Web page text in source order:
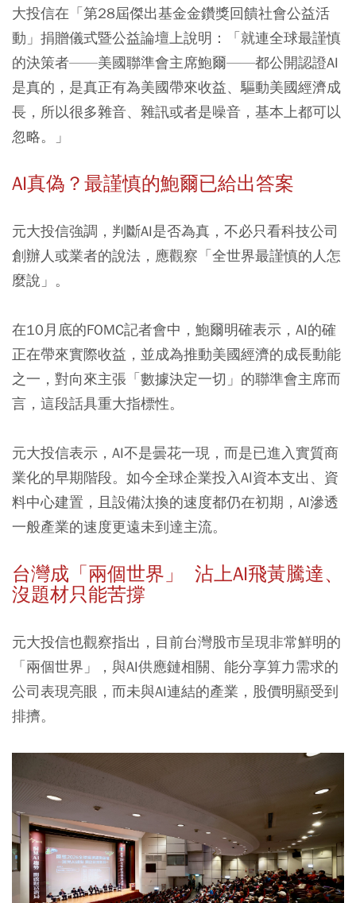
大投信在「第28屆傑出基金金鑽獎回饋社會公益活
動」捐贈儀式暨公益論壇上說明：「就連全球最謹慎
的決策者——美國聯準會主席鮑爾——都公開認證AI
是真的，是真正有為美國帶來收益、驅動美國經濟成
長，所以很多雜音、雜訊或者是噪音，基本上都可以
忽略。」
AI真偽？最謹慎的鮑爾已給出答案
元大投信強調，判斷AI是否為真，不必只看科技公司
創辦人或業者的說法，應觀察「全世界最謹慎的人怎
麼說」。
在10月底的FOMC記者會中，鮑爾明確表示，AI的確
正在帶來實際收益，並成為推動美國經濟的成長動能
之一，對向來主張「數據決定一切」的聯準會主席而
言，這段話具重大指標性。
元大投信表示，AI不是曇花一現，而是已進入實質商
業化的早期階段。如今全球企業投入AI資本支出、資
料中心建置，且設備汰換的速度都仍在初期，AI滲透
一般產業的速度更遠未到達主流。
台灣成「兩個世界」 沾上AI飛黃騰達、
沒題材只能苦撐
元大投信也觀察指出，目前台灣股市呈現非常鮮明的
「兩個世界」，與AI供應鏈相關、能分享算力需求的
公司表現亮眼，而未與AI連結的產業，股價明顯受到
排擠。